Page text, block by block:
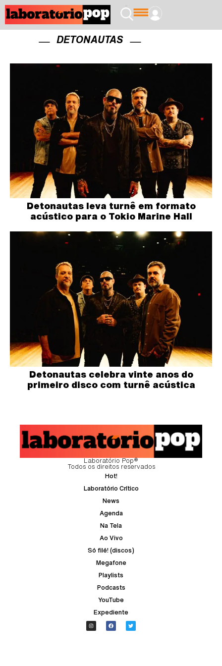
DETONAUTAS
Detonautas leva turnê em formato
acústico para o Tokio Marine Hall
Detonautas celebra vinte anos do
primeiro disco com turnê acústica
Laboratório Pop®
Todos os direitos reservados
Hot!
Laboratório Crítico
News
Agenda
Na Tela
Ao Vivo
Só filé! (discos)
Megafone
Playlists
Podcasts
YouTube
Expediente